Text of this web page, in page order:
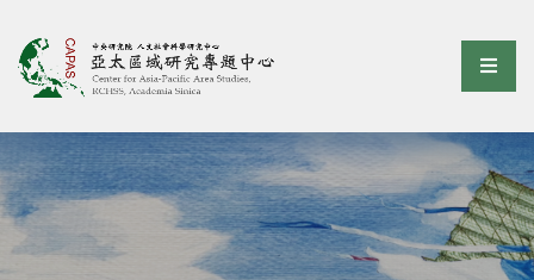
亞太區域研究專題中心選
:::